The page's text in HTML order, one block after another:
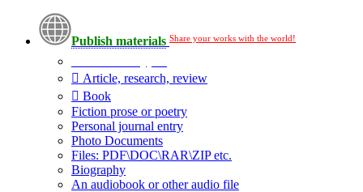
Publish materials Share your works with the world!
Article, research, review
Book
Fiction prose or poetry
Personal journal entry
Photo Documents
Files: PDF\DOC\RAR\ZIP etc.
Biography
An audiobook or other audio file